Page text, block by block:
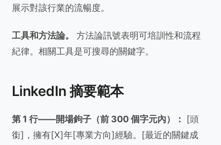
展示對該行業的流暢度。
工具和方法論。
方法論訊號表明可培訓性和流程
紀律。相關工具是可搜尋的關鍵字。
LinkedIn 摘要範本
第 1 行——開場鉤子（前 300 個字元內）：
[頭
銜]，擁有[X]年[專業方向]經驗。[最近的關鍵成